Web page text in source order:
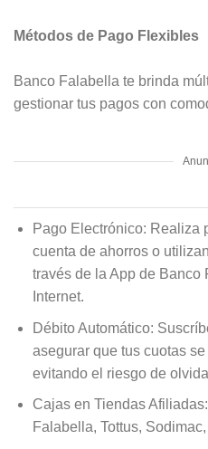
Métodos de Pago Flexibles
Banco Falabella te brinda
gestionar tus pagos con
Pago Electrónico: Realiza
cuenta de ahorros o
través de la App de
Internet.
Débito Automático:
asegurar que tus cuotas
evitando el riesgo de
Cajas en Tiendas
Falabella, Tottus,